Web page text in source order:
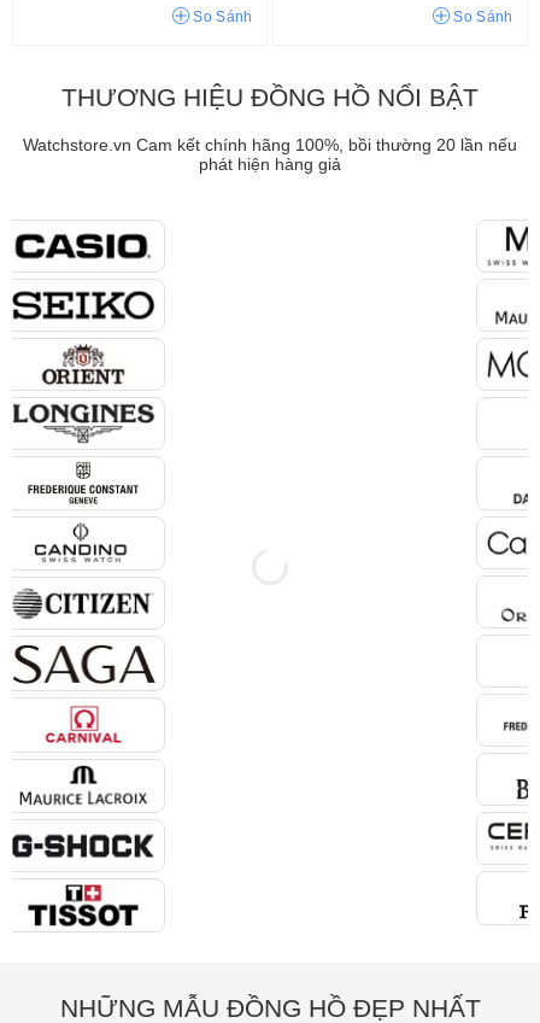
So Sánh So Sánh
THƯƠNG HIỆU ĐỒNG HỒ NỔI BẬT
Watchstore.vn Cam kết chính hãng 100%, bồi thường 20 lần nếu
phát hiện hàng giả
NHỮNG MẪU ĐỒNG HỒ ĐẸP NHẤT